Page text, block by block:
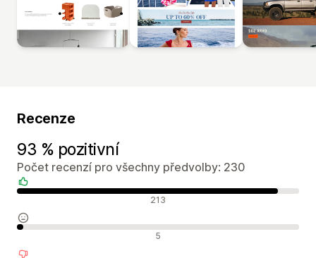
Recenze
93 % pozitivní
Počet recenzí pro všechny předvolby: 230
Pozitivní recenze 213
Neutrální recenze 5